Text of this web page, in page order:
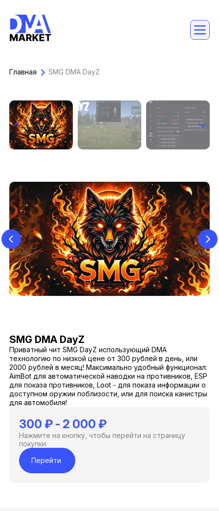
Главная SMG DMA DayZ
SMG DMA DayZ
Приватный чит SMG DayZ использующий DMA
технологию по низкой цене от 300 рублей в день, или
2000 рублей в месяц! Максимально удобный функционал:
AimBot для автоматической наводки на противников, ESP
для показа противников, Loot - для показа информации о
доступном оружии поблизости, или для поиска канистры
для автомобиля!
300 ₽ - 2 000 ₽
Нажмите на кнопку, чтобы перейти на страницу
покупки.
Перейти